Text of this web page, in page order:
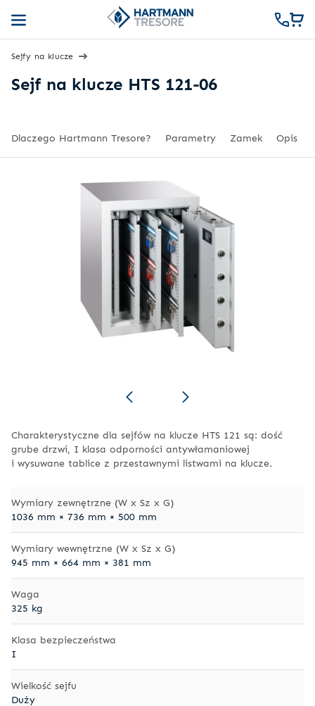
Sejfy na klucze
Sejf na klucze HTS 121-06
Charakterystyczne dla sejfów na klucze HTS 121 są: dość
grube drzwi, I klasa odporności antywłamaniowej
i wysuwane tablice z przestawnymi listwami na klucze.
Wymiary zewnętrzne (W x Sz x G)
1036 mm × 736 mm × 500 mm
Wymiary wewnętrzne (W x Sz x G)
945 mm × 664 mm × 381 mm
Waga
325 kg
Klasa bezpieczeństwa
I
Wielkość sejfu
Duży
Dlaczego Hartmann Tresore? Parametry Zamek Opis